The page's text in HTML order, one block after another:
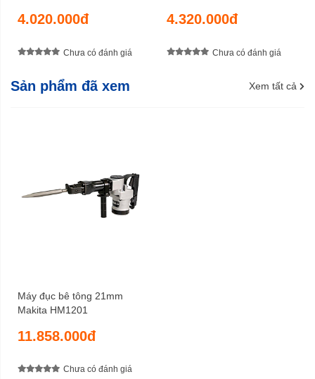
4.020.000đ
Chưa có đánh giá
4.320.000đ
Chưa có đánh giá
Sản phẩm đã xem Xem tất cả
Máy đục bê tông 21mm
Makita HM1201
11.858.000đ
Chưa có đánh giá